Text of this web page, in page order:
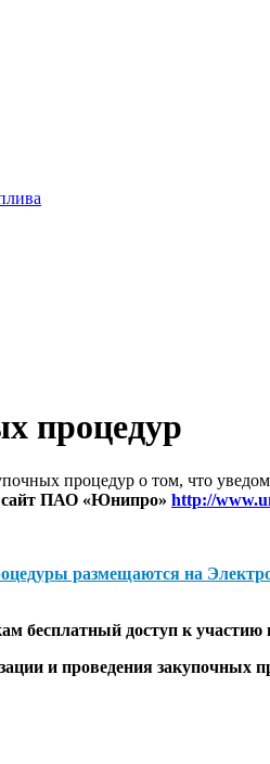
процедур
процедур о том, что
ПАО «Юнипро» http://
размещаются на
бесплатный доступ к
и проведения